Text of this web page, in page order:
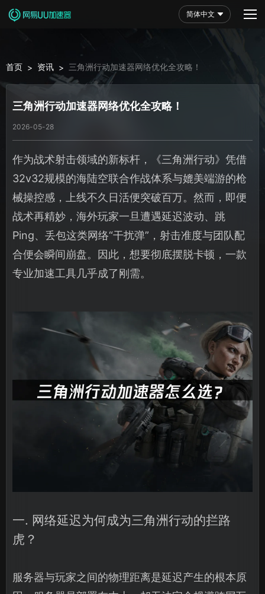
简体中文
首页 > 资讯 > 三角洲行动加速器网络优化全攻略！
三角洲行动加速器网络优化全攻略！
2026-05-28
作为战术射击领域的新标杆，《三角洲行动》凭借
32v32规模的海陆空联合作战体系与媲美端游的枪
械操控感，上线不久日活便突破百万。然而，即便
战术再精妙，海外玩家一旦遭遇延迟波动、跳
Ping、丢包这类网络“干扰弹”，射击准度与团队配
合便会瞬间崩盘。因此，想要彻底摆脱卡顿，一款
专业加速工具几乎成了刚需。
一. 网络延迟为何成为三角洲行动的拦路
虎？
服务器与玩家之间的物理距离是延迟产生的根本原